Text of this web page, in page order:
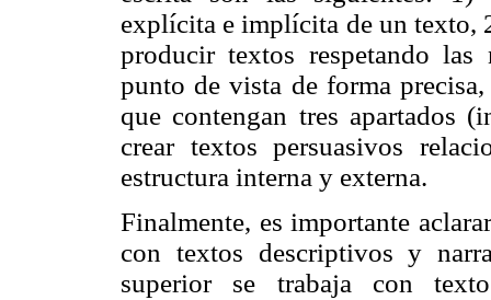
explícita e implícita de un texto,
producir textos respetando
punto de vista de forma
que contengan tres apartados
crear textos persuasivos
estructura interna y externa.
Finalmente, es importante
con textos descriptivos y
superior se trabaja con